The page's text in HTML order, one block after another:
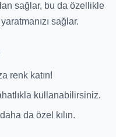
sağlar, bu da özellikle
sağlar.
renk katın!
kullanabilirsiniz.
daha da özel kılın.